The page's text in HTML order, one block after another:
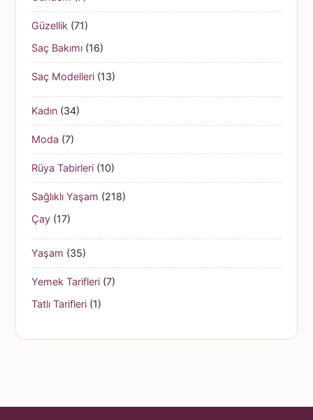
Güzellik (71)
Saç Bakımı (16)
Saç Modelleri (13)
Kadın (34)
Moda (7)
Rüya Tabirleri (10)
Sağlıklı Yaşam (218)
Çay (17)
Yaşam (35)
Yemek Tarifleri (7)
Tatlı Tarifleri (1)